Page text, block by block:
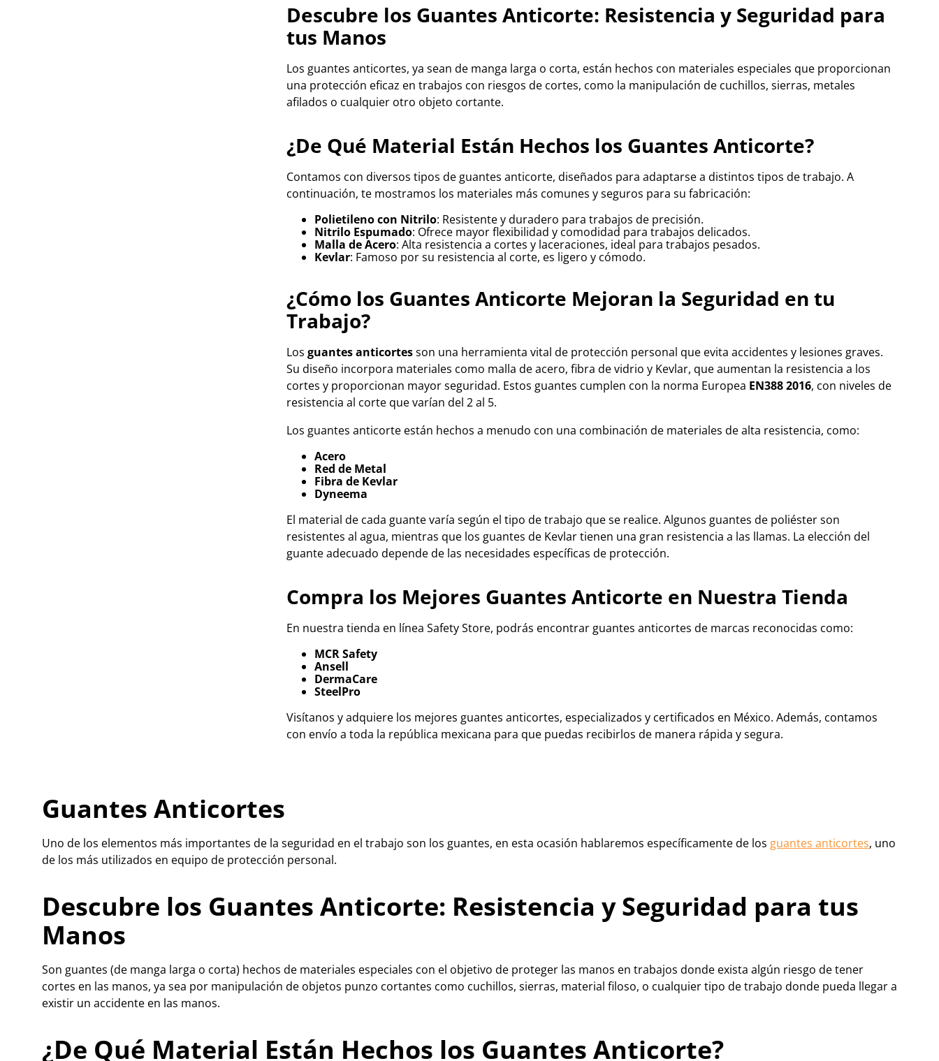
Descubre los Guantes Anticorte: Resistencia y Seguridad para
tus Manos
Los guantes anticortes, ya sean de manga larga o corta, están hechos con materiales especiales que proporcionan
una protección eficaz en trabajos con riesgos de cortes, como la manipulación de cuchillos, sierras, metales
afilados o cualquier otro objeto cortante.
¿De Qué Material Están Hechos los Guantes Anticorte?
Contamos con diversos tipos de guantes anticorte, diseñados para adaptarse a distintos tipos de trabajo. A
continuación, te mostramos los materiales más comunes y seguros para su fabricación:
Polietileno con Nitrilo: Resistente y duradero para trabajos de precisión.
Nitrilo Espumado: Ofrece mayor flexibilidad y comodidad para trabajos delicados.
Malla de Acero: Alta resistencia a cortes y laceraciones, ideal para trabajos pesados.
Kevlar: Famoso por su resistencia al corte, es ligero y cómodo.
¿Cómo los Guantes Anticorte Mejoran la Seguridad en tu
Trabajo?
Los guantes anticortesson una herramienta vital de protección personal que evita accidentes y lesiones graves.
Su diseño incorpora materiales como malla de acero, fibra de vidrio y Kevlar, que aumentan la resistencia a los
cortes y proporcionan mayor seguridad. Estos guantes cumplen con la norma Europea EN388 2016, con niveles de
resistencia al corte que varían del 2 al 5.
Los guantes anticorte están hechos a menudo con una combinación de materiales de alta resistencia, como:
Acero
Red de Metal
Fibra de Kevlar
Dyneema
El material de cada guante varía según el tipo de trabajo que se realice. Algunos guantes de poliéster son
resistentes al agua, mientras que los guantes de Kevlar tienen una gran resistencia a las llamas. La elección del
guante adecuado depende de las necesidades específicas de protección.
Compra los Mejores Guantes Anticorte en Nuestra Tienda
En nuestra tienda en línea Safety Store, podrás encontrar guantes anticortes de marcas reconocidas como:
MCR Safety
Ansell
DermaCare
SteelPro
Visítanos y adquiere los mejores guantes anticortes, especializados y certificados en México. Además, contamos
con envío a toda la república mexicana para que puedas recibirlos de manera rápida y segura.
Guantes Anticortes
Uno de los elementos más importantes de la seguridad en el trabajo son los guantes, en esta ocasión hablaremos específicamente de los guantes anticortes, uno
de los más utilizados en equipo de protección personal.
Descubre los Guantes Anticorte: Resistencia y Seguridad para tus
Manos
Son guantes (de manga larga o corta) hechos de materiales especiales con el objetivo de proteger las manos en trabajos donde exista algún riesgo de tener
cortes en las manos, ya sea por manipulación de objetos punzo cortantes como cuchillos, sierras, material filoso, o cualquier tipo de trabajo donde pueda llegar a
existir un accidente en las manos.
¿De Qué Material Están Hechos los Guantes Anticorte?